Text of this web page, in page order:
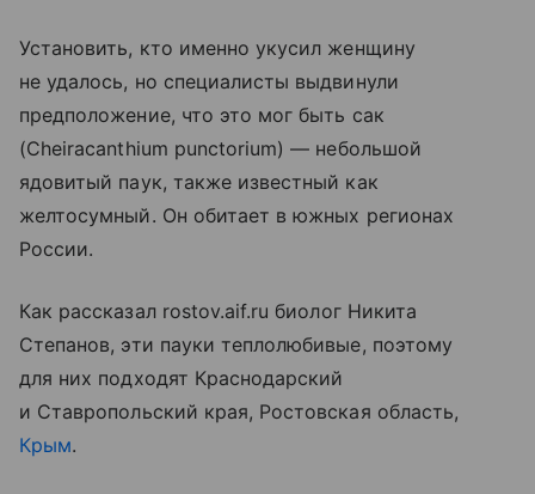
Установить, кто именно укусил женщину
не удалось, но специалисты выдвинули
предположение, что это мог быть сак
(Cheiracanthium punctorium) — небольшой
ядовитый паук, также известный как
желтосумный. Он обитает в южных регионах
России.
Как рассказал rostov.aif.ru биолог Никита
Степанов, эти пауки теплолюбивые, поэтому
для них подходят Краснодарский
и Ставропольский края, Ростовская область,
Крым.